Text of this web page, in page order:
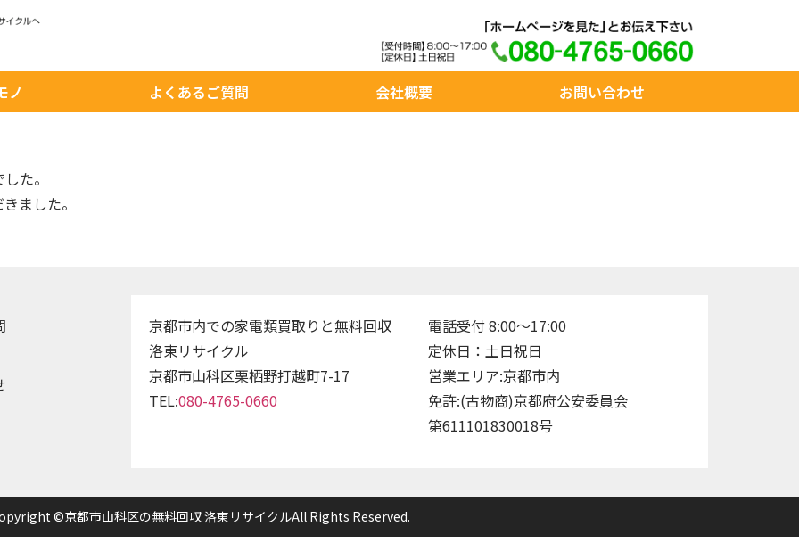
ノ よくあるご質問 会社概要 お問い合わせ
た。
ました。
京都市内での家電類買取りと無料回収
洛東リサイクル
京都市山科区栗栖野打越町7-17
TEL:080-4765-0660
電話受付 8:00～17:00
定休日：土日祝日
営業エリア:京都市内
免許:(古物商)京都府公安委員会
第611101830018号
©京都市山科区の無料回収 洛東リサイクルAll Rights Reserved.